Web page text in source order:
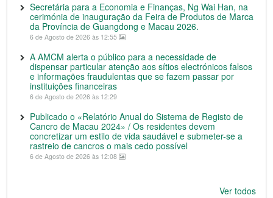
Secretária para a Economia e Finanças, Ng Wai Han, na
cerimónia de inauguração da Feira de Produtos de Marca
da Província de Guangdong e Macau 2026.
6 de Agosto de 2026 às 12:55
A AMCM alerta o público para a necessidade de
dispensar particular atenção aos sítios electrónicos falsos
e informações fraudulentas que se fazem passar por
instituições financeiras
6 de Agosto de 2026 às 12:29
Publicado o «Relatório Anual do Sistema de Registo de
Cancro de Macau 2024» / Os residentes devem
concretizar um estilo de vida saudável e submeter-se a
rastreio de cancros o mais cedo possível
6 de Agosto de 2026 às 12:08
Ver todos